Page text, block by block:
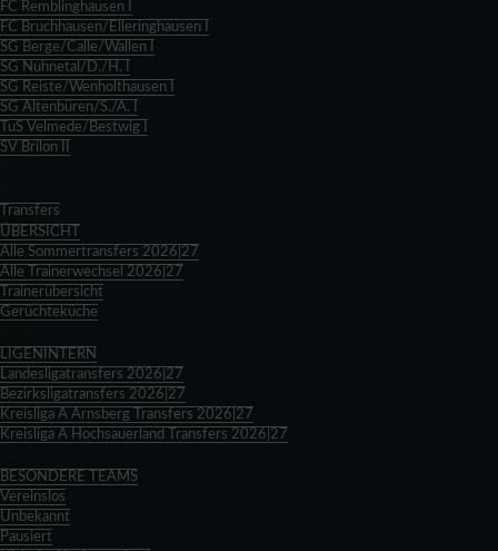
FC Remblinghausen I
FC Bruchhausen/Elleringhausen I
SG Berge/Calle/Wallen I
SG Nuhnetal/D./H. I
SG Reiste/Wenholthausen I
SG Altenbüren/S./A. I
TuS Velmede/Bestwig I
SV Brilon II
Transfers
ÜBERSICHT
Alle Sommertransfers 2026|27
Alle Trainerwechsel 2026|27
Trainerübersicht
Gerüchteküche
LIGENINTERN
Landesligatransfers 2026|27
Bezirksligatransfers 2026|27
Kreisliga A Arnsberg Transfers 2026|27
Kreisliga A Hochsauerland Transfers 2026|27
BESONDERE TEAMS
Vereinslos
Unbekannt
Pausiert